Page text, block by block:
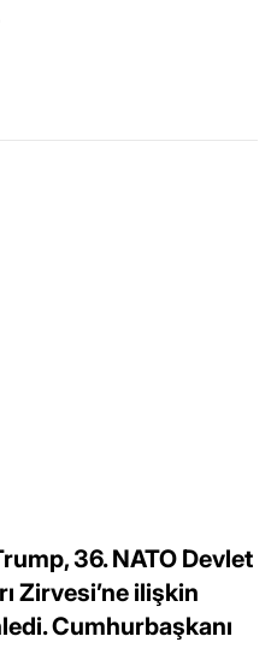
36. NATO Devlet
Zirvesi’ne ilişkin
Cumhurbaşkanı